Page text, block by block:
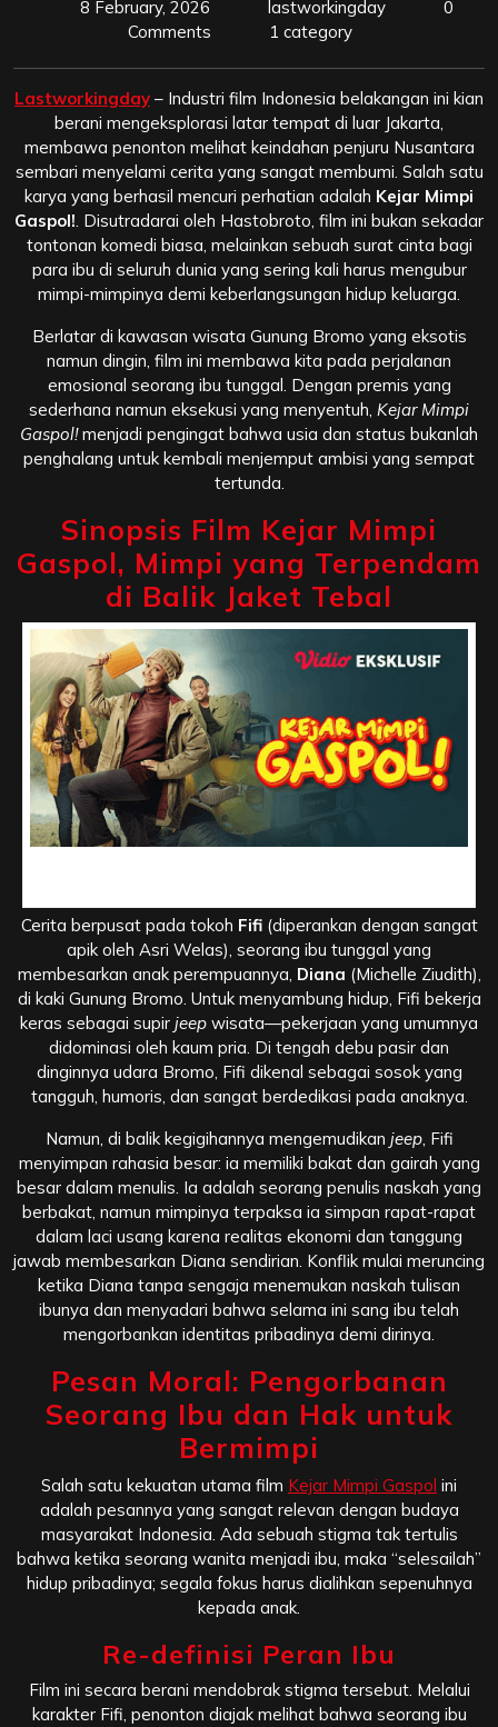
8 February, 2026 lastworkingday
0
Comments
1 category
Lastworkingday – Industri film Indonesia belakangan ini kian
berani mengeksplorasi latar tempat di luar Jakarta,
membawa penonton melihat keindahan penjuru Nusantara
sembari menyelami cerita yang sangat membumi. Salah satu
karya yang berhasil mencuri perhatian adalah Kejar Mimpi
Gaspol! . Disutradarai oleh Hastobroto, film ini bukan sekadar
tontonan komedi biasa, melainkan sebuah surat cinta bagi
para ibu di seluruh dunia yang sering kali harus mengubur
mimpi-mimpinya demi keberlangsungan hidup keluarga.
Berlatar di kawasan wisata Gunung Bromo yang eksotis
namun dingin, film ini membawa kita pada perjalanan
emosional seorang ibu tunggal. Dengan premis yang
sederhana namun eksekusi yang menyentuh, Kejar Mimpi
Gaspol!menjadi pengingat bahwa usia dan status bukanlah
penghalang untuk kembali menjemput ambisi yang sempat
tertunda.
Sinopsis Film Kejar Mimpi
Gaspol, Mimpi yang Terpendam
di Balik Jaket Tebal
Cerita berpusat pada tokoh Fifi(diperankan dengan sangat
apik oleh Asri Welas), seorang ibu tunggal yang
membesarkan anak perempuannya, Diana (Michelle Ziudith),
di kaki Gunung Bromo. Untuk menyambung hidup, Fifi bekerja
keras sebagai supir jeep wisata—pekerjaan yang umumnya
didominasi oleh kaum pria. Di tengah debu pasir dan
dinginnya udara Bromo, Fifi dikenal sebagai sosok yang
tangguh, humoris, dan sangat berdedikasi pada anaknya.
Namun, di balik kegigihannya mengemudikan jeep, Fifi
menyimpan rahasia besar: ia memiliki bakat dan gairah yang
besar dalam menulis. Ia adalah seorang penulis naskah yang
berbakat, namun mimpinya terpaksa ia simpan rapat-rapat
dalam laci usang karena realitas ekonomi dan tanggung
jawab membesarkan Diana sendirian. Konflik mulai meruncing
ketika Diana tanpa sengaja menemukan naskah tulisan
ibunya dan menyadari bahwa selama ini sang ibu telah
mengorbankan identitas pribadinya demi dirinya.
Pesan Moral: Pengorbanan
Seorang Ibu dan Hak untuk
Bermimpi
Salah satu kekuatan utama film Kejar Mimpi Gaspol ini
adalah pesannya yang sangat relevan dengan budaya
masyarakat Indonesia. Ada sebuah stigma tak tertulis
bahwa ketika seorang wanita menjadi ibu, maka “selesailah”
hidup pribadinya; segala fokus harus dialihkan sepenuhnya
kepada anak.
Re-definisi Peran Ibu
Film ini secara berani mendobrak stigma tersebut. Melalui
karakter Fifi, penonton diajak melihat bahwa seorang ibu